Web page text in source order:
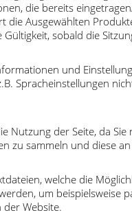
die bereits
die Ausgewählten
sobald die
und
Spracheinstellungen
Nutzung der Seite, da
zu sammeln und diese
welche die
um beispielsweise
Website.